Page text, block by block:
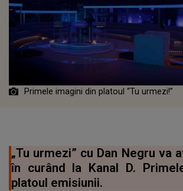
Primele imagini din platoul “Tu urmezi!”
„Tu urmezi” cu Dan Negru va
în curând la Kanal D.
platoul emisiunii.